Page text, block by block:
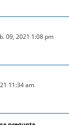
09, 2021 1:08 pm
11:34 am